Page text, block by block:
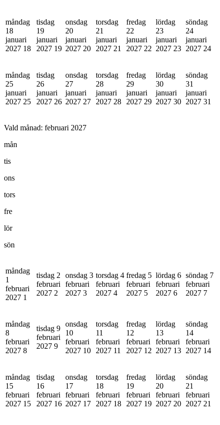
måndag
18
januari
2027 18
tisdag
19
januari
2027 19
onsdag
20
januari
2027 20
torsdag
21
januari
2027 21
fredag
22
januari
2027 22
lördag
23
januari
2027 23
söndag
24
januari
2027 24
måndag
25
januari
2027 25
tisdag
26
januari
2027 26
onsdag
27
januari
2027 27
torsdag
28
januari
2027 28
fredag
29
januari
2027 29
lördag
30
januari
2027 30
söndag
31
januari
2027 31
Vald månad: februari 2027
mån
tis
ons
tors
fre
lör
sön
måndag
1
februari
2027 1
tisdag 2
februari
2027 2
onsdag 3
februari
2027 3
torsdag 4
februari
2027 4
fredag 5
februari
2027 5
lördag 6
februari
2027 6
söndag 7
februari
2027 7
måndag
8
februari
2027 8
tisdag 9
februari
2027 9
onsdag
10
februari
2027 10
torsdag
11
februari
2027 11
fredag
12
februari
2027 12
lördag
13
februari
2027 13
söndag
14
februari
2027 14
måndag
15
februari
2027 15
tisdag
16
februari
2027 16
onsdag
17
februari
2027 17
torsdag
18
februari
2027 18
fredag
19
februari
2027 19
lördag
20
februari
2027 20
söndag
21
februari
2027 21